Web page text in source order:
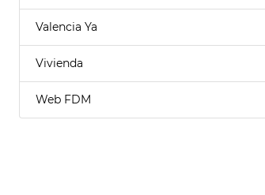
Valencia Ya
Vivienda
Web FDM